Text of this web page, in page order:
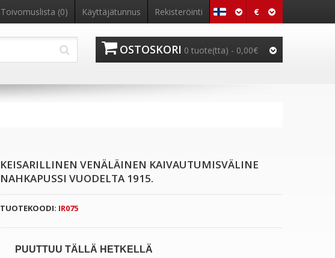
€
Toivomuslista (0) Käyttäjätunnus Rekisteröinti
OSTOSKORI 0 tuote(tta) - 0,00€
KEISARILLINEN VENÄLÄINEN KAIVAUTUMISVÄLINE
NAHKAPUSSI VUODELTA 1915.
TUOTEKOODI: IR075
PUUTTUU TÄLLÄ HETKELLÄ